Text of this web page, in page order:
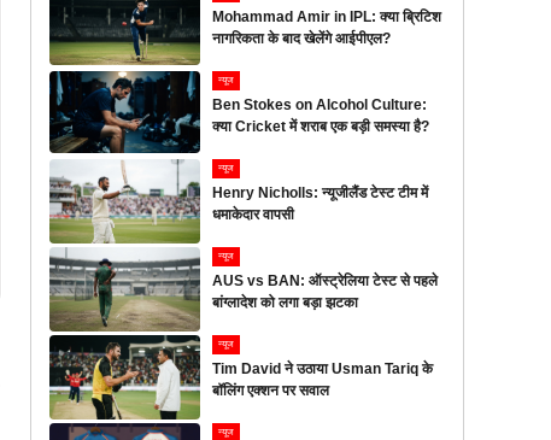
Mohammad Amir in IPL: क्या ब्रिटिश
नागरिकता के बाद खेलेंगे आईपीएल?
न्यूज
Ben Stokes on Alcohol Culture:
क्या Cricket में शराब एक बड़ी समस्या है?
न्यूज
Henry Nicholls: न्यूजीलैंड टेस्ट टीम में
धमाकेदार वापसी
न्यूज
AUS vs BAN: ऑस्ट्रेलिया टेस्ट से पहले
बांग्लादेश को लगा बड़ा झटका
न्यूज
Tim David ने उठाया Usman Tariq के
बॉलिंग एक्शन पर सवाल
न्यूज